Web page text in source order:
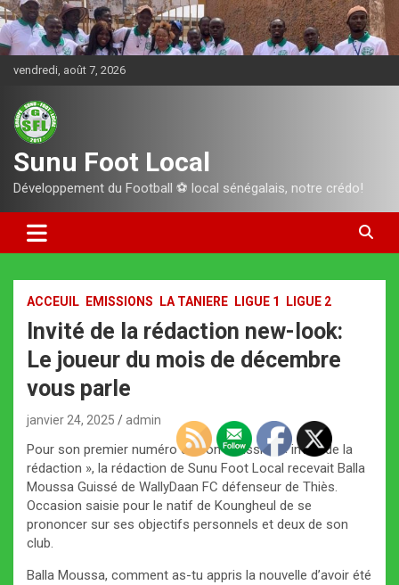
Aller
au
contenu
vendredi, août 7, 2026
Sunu Foot Local
Développement du Football ⚽️ local sénégalais, notre crédo!
ACCEUIL EMISSIONS LA TANIERE LIGUE 1 LIGUE 2
Invité de la rédaction new-look:
Le joueur du mois de décembre
vous parle
janvier 24, 2025 admin
Pour son premier numéro de son émission « invité de la
rédaction », la rédaction de Sunu Foot Local recevait Balla
Moussa Guissé de WallyDaan FC défenseur de Thiès.
Occasion saisie pour le natif de Koungheul de se
prononcer sur ses objectifs personnels et deux de son
club.
Balla Moussa, comment as-tu appris la nouvelle d’avoir été